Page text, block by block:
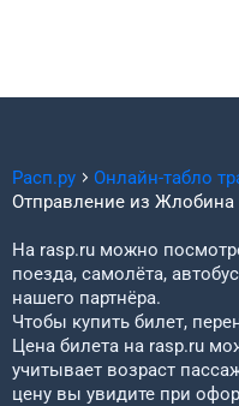
Расп.ру Онлайн-табло
Отправление из Жлобина
На rasp.ru можно
поезда, самолёта,
нашего партнёра.
Чтобы купить билет,
Цена билета на rasp.ru
учитывает возраст
цену вы увидите при